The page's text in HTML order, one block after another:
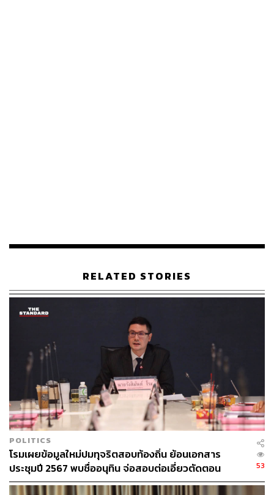
RELATED STORIES
POLITICS
โรมเผยข้อมูลใหม่ปมทุจริตสอบท้องถิ่น ย้อนเอกสาร
ประชุมปี 2567 พบชื่ออนุทิน จ่อสอบต่อเอี่ยวตัดตอน
ม.บูรพา หรือไม่
53